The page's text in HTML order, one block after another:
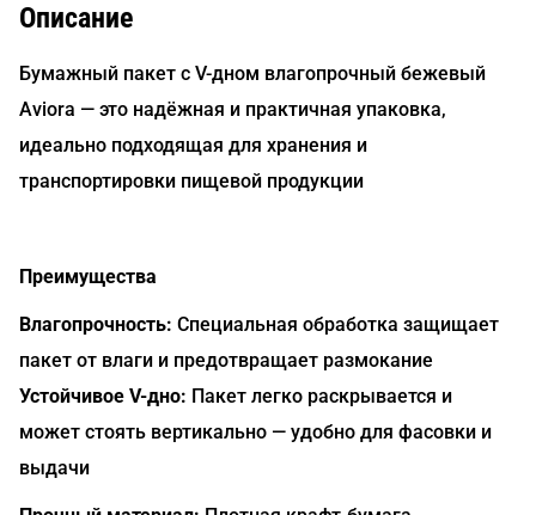
Описание
Бумажный пакет с V-дном влагопрочный бежевый
Aviora — это надёжная и практичная упаковка,
идеально подходящая для хранения и
транспортировки пищевой продукции
Преимущества
Влагопрочность: Специальная обработка защищает
пакет от влаги и предотвращает размокание
Устойчивое V-дно: Пакет легко раскрывается и
может стоять вертикально — удобно для фасовки и
выдачи